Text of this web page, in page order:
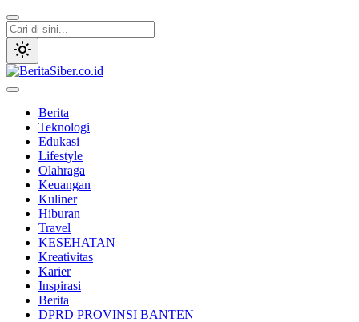
Lewati
ke
konten
Berita
Teknologi
Edukasi
Lifestyle
Olahraga
Keuangan
Kuliner
Hiburan
Travel
KESEHATAN
Kreativitas
Karier
Inspirasi
Berita
DPRD PROVINSI BANTEN